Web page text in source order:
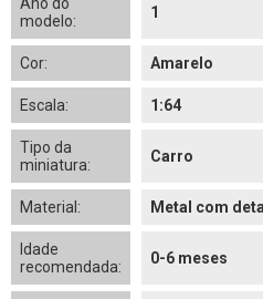
modelo:
1
Cor: Amarelo
Escala: 1:64
Tipo da
miniatura:
Carro
Material: Metal com
Idade
recomendada:
0-6 meses